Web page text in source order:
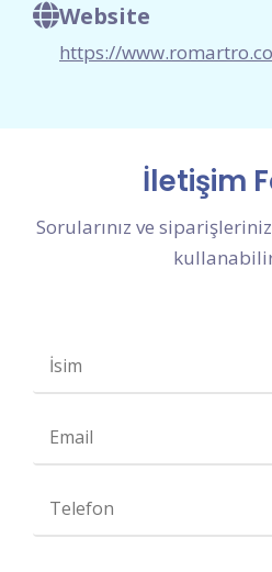
Website
https://
İletişim
Sorularınız ve